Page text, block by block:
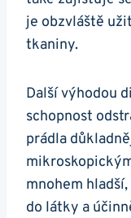
je ⁢obzvláště
tkaniny.
Další výhodou
schopnost
prádla
mnohem
do látky​ a